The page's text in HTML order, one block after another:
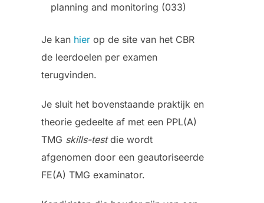
planning and monitoring (033)
Je kan hier op de site van het CBR
de leerdoelen per examen
terugvinden.
Je sluit het bovenstaande praktijk en
theorie gedeelte af met een PPL(A)
TMG skills-testdie wordt
afgenomen door een geautoriseerde
FE(A) TMG examinator.